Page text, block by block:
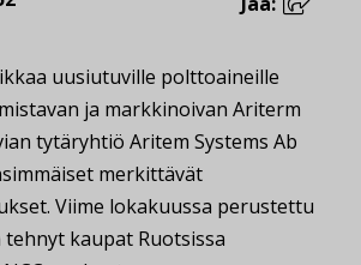
uusiutuville polttoaineille
ja markkinoivan Ariterm
tytäryhtiö Aritem Systems Ab
merkittävät
Viime lokakuussa perustettu
kaupat Ruotsissa